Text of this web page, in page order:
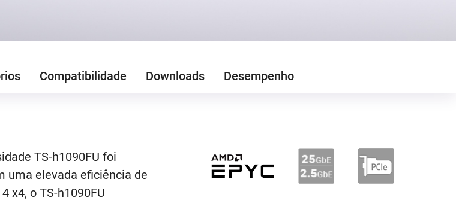
Compatibilidade Downloads Desempenho
TS-h1090FU foi
uma elevada eficiência de
x4, o TS-h1090FU